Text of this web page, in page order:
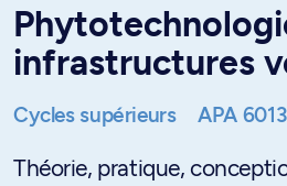
infrastructures
Cycles supérieurs APA 6013
Théorie, pratique,